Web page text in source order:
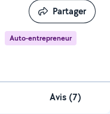
Auto-entrepreneur
Partager
Partager
Avis (7)